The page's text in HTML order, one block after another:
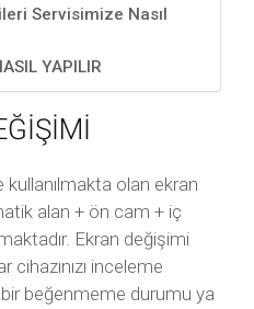
Servisimize Nasıl
YAPILIR
kullanılmakta olan ekran
alan + ön cam + iç
Ekran değişimi
cihazınızı inceleme
bir beğenmeme durumu ya